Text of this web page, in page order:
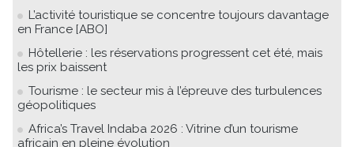
L’activité touristique se concentre toujours davantage
en France [ABO]
Hôtellerie : les réservations progressent cet été, mais
les prix baissent
Tourisme : le secteur mis à l’épreuve des turbulences
géopolitiques
Africa’s Travel Indaba 2026 : Vitrine d’un tourisme
africain en pleine évolution